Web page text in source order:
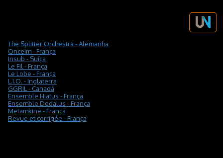
The Splitter Orchestra - Alemanha
Onceim - França
Insub - Suíça
Le Fil - França
Le Lobe - França
L.I.O. - Inglaterra
GGRIL - Canadá
Ensemble Hiatus - França
Ensemble Dedalus - França
Metamkine - França
Revue et corrigée - França